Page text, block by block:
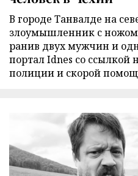
В городе Танвалде на
злоумышленник с
ранив двух мужчин и
портал Idnes со ссылкой
полиции и скорой